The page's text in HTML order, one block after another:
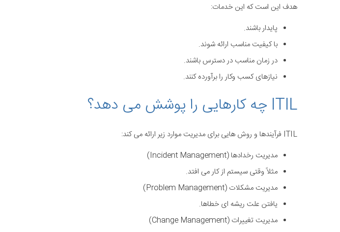
هدف این است که این خدمات:
پایدار باشند.
با کیفیت مناسب ارائه شوند.
در زمان مناسب در دسترس باشند.
نیازهای کسب وکار را برآورده کنند.
ITIL چه کارهایی را پوشش می دهد؟
ITIL فرآیندها و روش هایی برای مدیریت موارد زیر ارائه می کند:
مدیریت رخدادها (Incident Management)
مثلاً وقتی سیستم از کار می افتد.
مدیریت مشکلات (Problem Management)
یافتن علت ریشه ای خطاها.
مدیریت تغییرات (Change Management)